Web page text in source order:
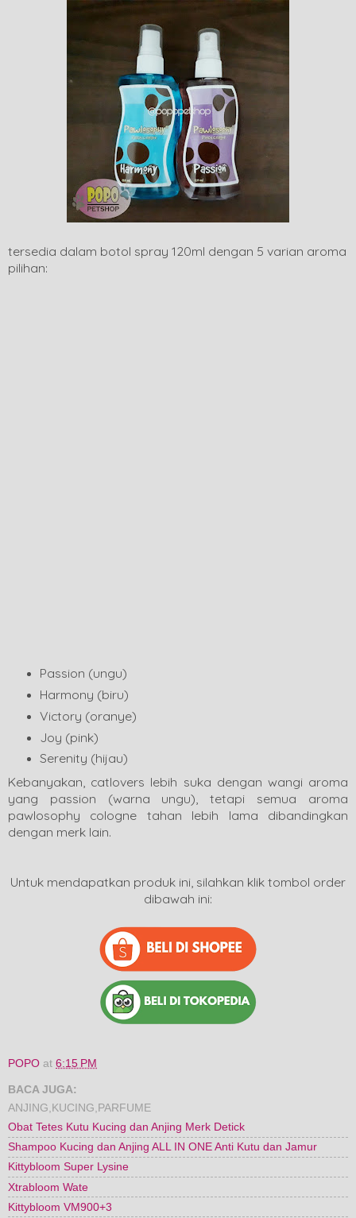
tersedia dalam botol spray 120ml dengan 5 varian aroma
pilihan:
Passion (ungu)
Harmony (biru)
Victory (oranye)
Joy (pink)
Serenity (hijau)
Kebanyakan, catlovers lebih suka dengan wangi aroma
yang passion (warna ungu), tetapi semua aroma
pawlosophy cologne tahan lebih lama dibandingkan
dengan merk lain.
Untuk mendapatkan produk ini, silahkan klik tombol order
dibawah ini:
POPO at 6:15 PM
BACA JUGA:
ANJING,KUCING,PARFUME
Obat Tetes Kutu Kucing dan Anjing Merk Detick
Shampoo Kucing dan Anjing ALL IN ONE Anti Kutu dan Jamur
Kittybloom Super Lysine
Xtrabloom Wate
Kittybloom VM900+3